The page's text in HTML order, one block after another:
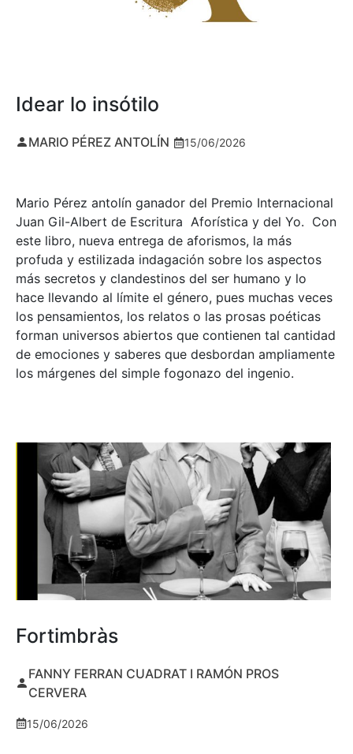
Idear lo insótilo
MARIO PÉREZ ANTOLÍN 15/06/2026
Mario Pérez antolín ganador del Premio Internacional
Juan Gil-Albert de Escritura Aforística y del Yo. Con
este libro, nueva entrega de aforismos, la más
profuda y estilizada indagación sobre los aspectos
más secretos y clandestinos del ser humano y lo
hace llevando al límite el género, pues muchas veces
los pensamientos, los relatos o las prosas poéticas
forman universos abiertos que contienen tal cantidad
de emociones y saberes que desbordan ampliamente
los márgenes del simple fogonazo del ingenio.
Fortimbràs
FANNY FERRAN CUADRAT I RAMÓN PROS
CERVERA
15/06/2026